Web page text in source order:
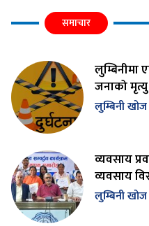
समाचार
लुम्बिनीमा
जनाको मृत्यु
लुम्बिनी खोज
व्यवसाय
व्यवसाय
लुम्बिनी खोज